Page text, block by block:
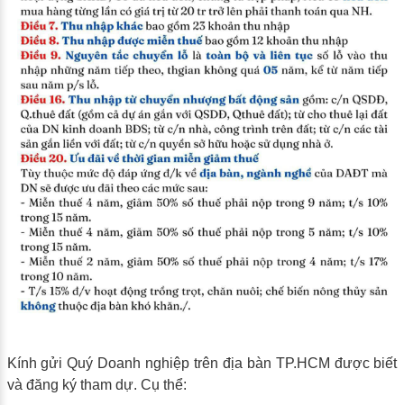
Kính gửi Quý Doanh nghiệp trên địa bàn TP.HCM được biết
và đăng ký tham dự. Cụ thể: